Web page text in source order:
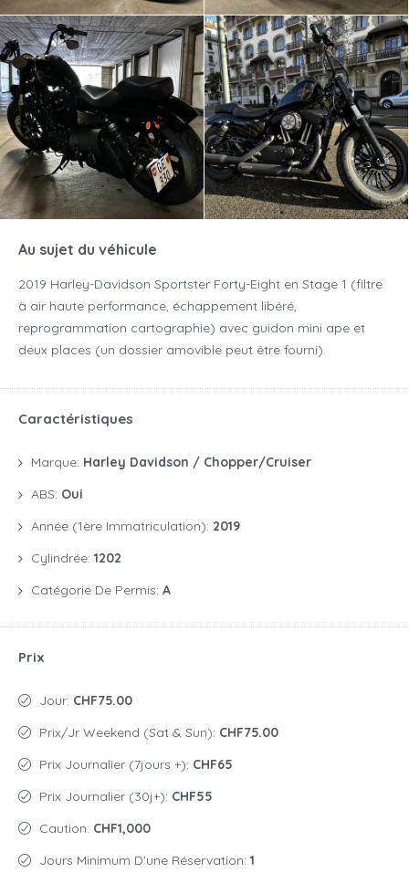
Au sujet du véhicule
2019 Harley-Davidson Sportster Forty-Eight en Stage 1 (filtre
à air haute performance, échappement libéré,
reprogrammation cartographie) avec guidon mini ape et
deux places (un dossier amovible peut être fourni).
Caractéristiques
Marque: Harley Davidson / Chopper/Cruiser
ABS: Oui
Année (1ère Immatriculation): 2019
Cylindrée: 1202
Catégorie De Permis: A
Prix
Jour: CHF75.00
Prix/jr Weekend (Sat & Sun): CHF75.00
Prix Journalier (7jours +): CHF65
Prix Journalier (30j+): CHF55
Caution: CHF1,000
Jours Minimum D'une Réservation: 1